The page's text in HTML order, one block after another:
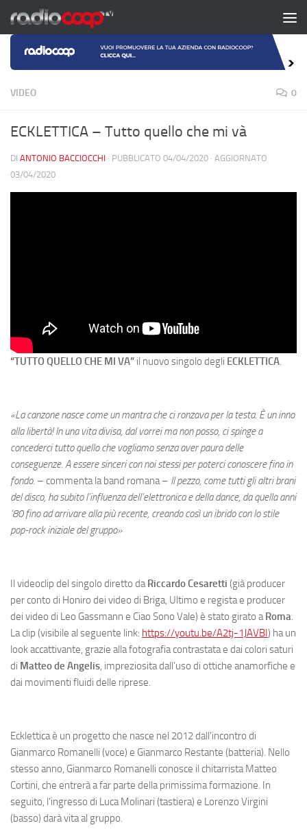
Salta al contenuto
VIDEO 0
ECKLETTICA – Tutto quello che mi và
DI ANTONIO BACCIOCCHI · PUBBLICATO 04/04/2020 · AGGIORNATO
03/04/2020
“TUTTO QUELLO CHE MI VA” il nuovo singolo degli ECKLETTICA.
«La canzone nasce come un mantra che ci ronzava per la testa. È un inno
alla libertà! In una vita divisa, dal vorrei ma non posso, ci spinge a
concederci tutto quello che vogliamo senza aver paura delle
conseguenze. A essere sinceri con noi stessi per poterci conoscere fino in
fondo. – commenta la band romana – Il pezzo, come tutti gli altri brani
del disco, ha subito l’influenza dell’elettronica e della dance, da quella anni
’80 fino ad arrivare alla più recente, creando così un ibrido con lo stile
pop-rock iniziale del gruppo»
Il videoclip del singolo diretto daRiccardo Cesaretti (già producer
per conto di Honiro dei video di Briga, Ultimo e regista e producer
dei video di Leo Gassmann e Ciao Sono Vale) è stato girato aRoma.
La clip (visibile al seguente link: https://youtu.be/A2tj-1JAVBI) ha un
look accattivante, grazie alla fotografia contrastata e dai colori saturi
di Matteo de Angelis, impreziosita dall’uso di ottiche anamorfiche e
dai movimenti fluidi delle riprese.
Ecklettica è un progetto che nasce nel 2012 dall’incontro di
Gianmarco Romanelli (voce) e Gianmarco Restante (batteria). Nello
stesso anno, Gianmarco Romanelli conosce il chitarrista Matteo
Cortini, che entrerà a far parte della primissima formazione. In
seguito, l’ingresso di Luca Molinari (tastiera) e Lorenzo Virgini
(basso) darà vita al gruppo.